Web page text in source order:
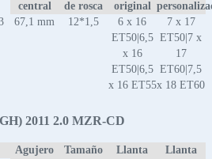
central
de rosca
original
67,1 mm 12*1,5
6 x 16
ET50|6,5
x 16
ET50|6,5
x 16 ET55
7 x 17
ET50|7 x
17
ET60|7,5
x 18 ET60
2011 2.0 MZR-CD
Agujero
Tamaño
Llanta
Llanta